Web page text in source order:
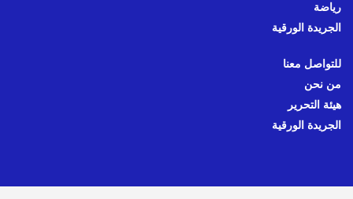
رياضة
الجريدة الورقية
للتواصل معنا
من نحن
هيئة التحرير
الجريدة الورقية